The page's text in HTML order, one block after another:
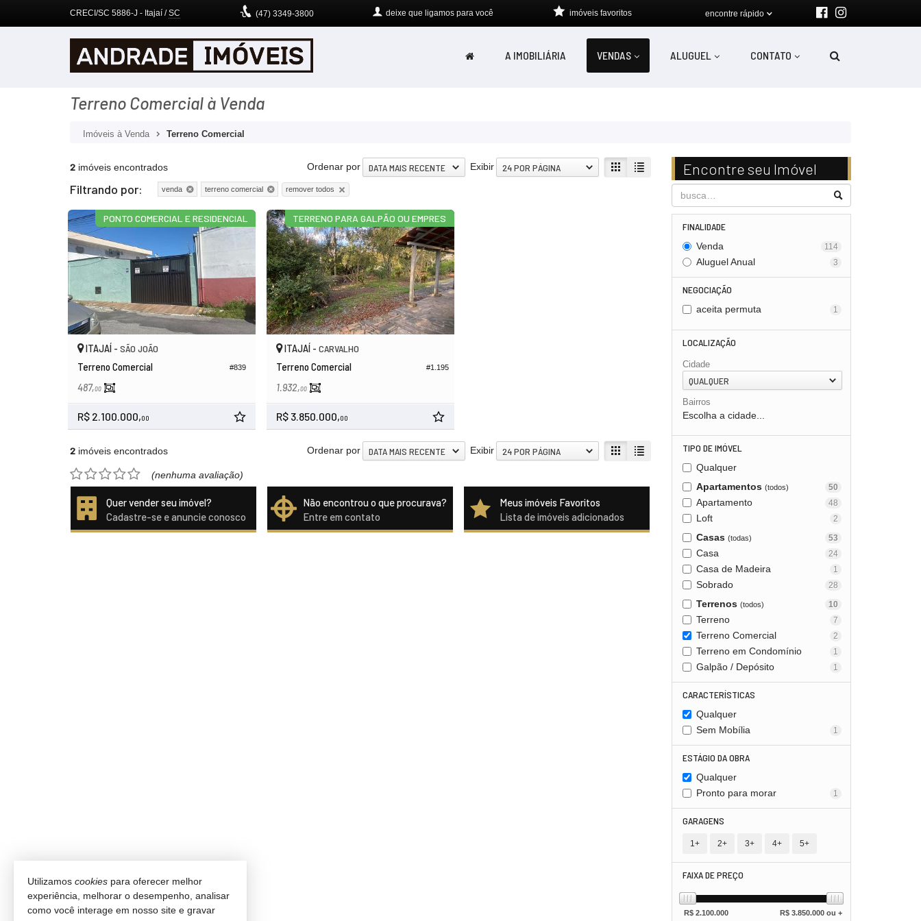
CRECI/SC 5886-J - Itajaí /SC (47) 3349-3800 deixe que ligamos para você encontre rápido
imóveis favoritos
A IMOBILIÁRIA VENDAS ALUGUEL CONTATO
Terreno Comercial à Venda
Imóveis à Venda Terreno Comercial
Encontre seu Imóvel
FINALIDADE
Venda 114
Aluguel Anual 3
NEGOCIAÇÃO
aceita permuta 1
LOCALIZAÇÃO
Cidade
QUALQUER
Bairros
Escolha a cidade...
TIPO DE IMÓVEL
Qualquer
Apartamentos (todos) 50
Apartamento 48
Loft 2
Casas (todas) 53
Casa 24
Casa de Madeira 1
Sobrado 28
Terrenos (todos) 10
Terreno 7
Terreno Comercial 2
Terreno em Condomínio 1
Galpão / Depósito 1
CARACTERÍSTICAS
Qualquer
Sem Mobília
1
ESTÁGIO DA OBRA
Qualquer
Pronto para morar
1
GARAGENS
1+ 2+ 3+ 4+ 5+
FAIXA DE PREÇO
R$ 2.100.000 R$3.850.000 ou +
2 imóveis encontrados Exibir 24 POR PÁGINA
Ordenar por DATA MAIS RECENTE
Filtrando por: venda terreno comercial remover todos
PONTO COMERCIAL E RESIDENCIAL
#839
ITAJAÍ - SÃO JOÃO
Terreno Comercial
487,00
R$ 2.100.000,00
TERRENO PARA GALPÃO OU EMPRES
#1.195
ITAJAÍ - CARVALHO
Terreno Comercial
1.932,00
R$ 3.850.000,00
2 imóveis encontrados Exibir 24 POR PÁGINA
Ordenar por DATA MAIS RECENTE
(nenhuma avaliação)
Quer vender seu imóvel?
Cadastre-se e anuncie conosco
Não encontrou o que procurava?
Entre em contato
Meus imóveis Favoritos
Lista de imóveis adicionados
Utilizamos cookies para oferecer melhor
experiência, melhorar o desempenho, analisar
como você interage em nosso site e gravar